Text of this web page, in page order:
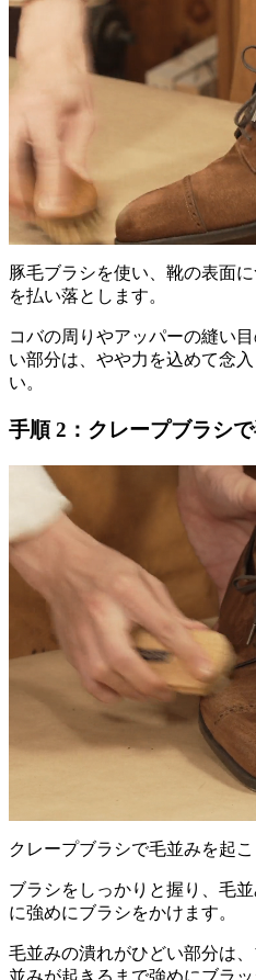
豚毛ブラシを使い、靴の表面
を払い落とします。
コバの周りやアッパーの縫い
い部分は、やや力を込めて念
い。
手順 2：クレープブラシ
クレープブラシで毛並みを起こ
ブラシをしっかりと握り、毛
に強めにブラシをかけます。
毛並みの潰れがひどい部分は
並みが起きるまで強めにブラッ